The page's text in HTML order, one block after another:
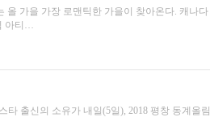
올 가을 가장 로맨틱한 가을이 찾아온다. 캐나다
아티…
출신의 소유가 내일(5일), 2018 평창 동계올림